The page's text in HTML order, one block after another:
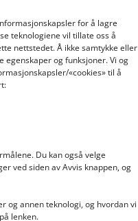
for å lagre
teknologiene vil tillate oss å
nettstedet. Å ikke samtykke eller
egenskaper og funksjoner. Vi og
«cookies» til å
Du kan også velge
ved siden av Avvis knappen, og
og annen teknologi, og hvordan vi
lenken.